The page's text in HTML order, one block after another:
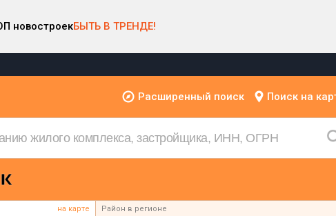
новостроекБЫТЬ В ТРЕНДЕ!
Расширенный поиск Поиск на
на карте Район в регионе